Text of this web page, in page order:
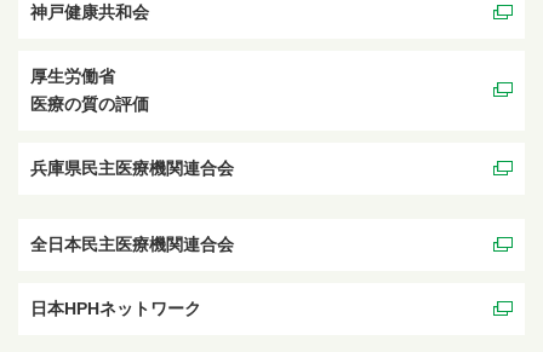
神戸健康共和会
厚生労働省
医療の質の評価
兵庫県民主医療機関連合会
全日本民主医療機関連合会
日本HPHネットワーク